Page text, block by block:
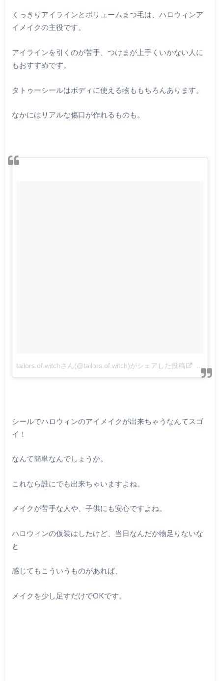
くっきりアイラインとボリュームまつ毛は、ハロウィンア
イメイクの主役です。
アイラインを引くのが苦手、つけまが上手くいかない人に
もおすすめです。
タトゥーシールはボディに使える物ももちろんあります。
なかにはリアルな傷口が作れるものも。
tailors.of.witchさん(@tailors.of.witch)がシェアした投稿 2016
シールでハロウィンのアイメイクが出来ちゃうなんてスゴ
イ！
なんて簡単なんでしょうか。
これなら誰にでも出来ちゃいますよね。
メイクが苦手な人や、子供にも安心ですよね。
ハロウィンの仮装はしたけど、当日なんだか物足りないな
と
感じてもこういうものがあれば、
メイクを少し足すだけでOKです。